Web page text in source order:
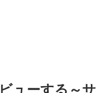
ューする～サ